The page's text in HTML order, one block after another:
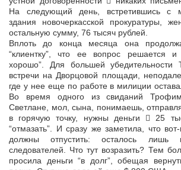
На следующий день, встретившись с
здания новочеркасской прокуратуры,
остальную сумму, 76 тысяч рублей.
Вплоть до конца месяца она
“клиентку”, что ее вопрос решается и
хорошо”. Для большей убедительности
встречи на Дворцовой площади,
где у нее еще по работе в милиции
Во время одного из свиданий
Светлане, мол, сына, понимаешь,
в горячую точку, нужны деньги  25
“отмазать”. И сразу же заметила, что
должны отпустить: осталось лишь
следователей. Что тут возразить? Тем
просила деньги “в долг”, обещая